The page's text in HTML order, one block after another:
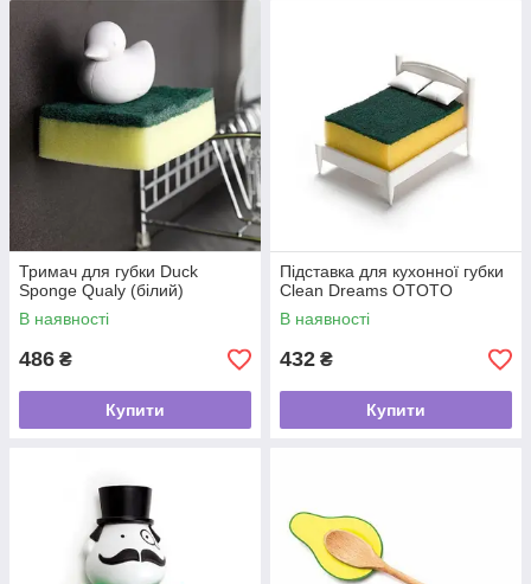
Тримач для губки Duck
Sponge Qualy (білий)
В наявності
486 ₴
Купити
Підставка для кухонної губки
Clean Dreams OTOTO
В наявності
432 ₴
Купити